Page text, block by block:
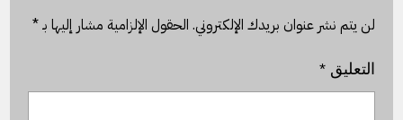
لن يتم نشر عنوان بريدك الإلكتروني. الحقول الإلزامية مشار إليها بـ*
التعليق*